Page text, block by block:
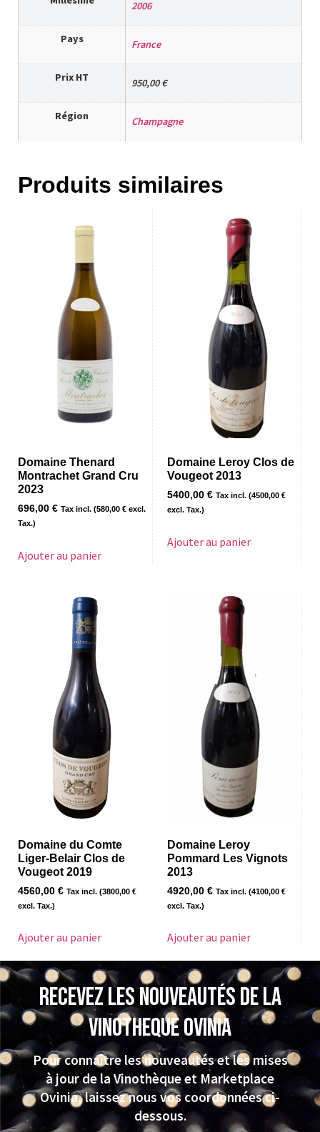
2006
Pays France
Prix HT 950,00 €
Région Champagne
Produits similaires
Domaine Thenard
Montrachet Grand Cru
2023
696,00 € Tax incl. (580,00 € excl.
Tax.)
Ajouter au panier
Domaine Leroy Clos de
Vougeot 2013
5400,00 € Tax incl. (4500,00 €
excl. Tax.)
Ajouter au panier
Domaine du Comte
Liger-Belair Clos de
Vougeot 2019
4560,00 € Tax incl. (3800,00 €
excl. Tax.)
Ajouter au panier
Domaine Leroy
Pommard Les Vignots
2013
4920,00 € Tax incl. (4100,00 €
excl. Tax.)
Ajouter au panier
Recevez les nouveautés de la
VINOTHEQUE Ovinia
Pour connaître les nouveautés et les mises
à jour de la Vinothèque et Marketplace
Ovinia, laissez nous vos coordonnées ci-
dessous.